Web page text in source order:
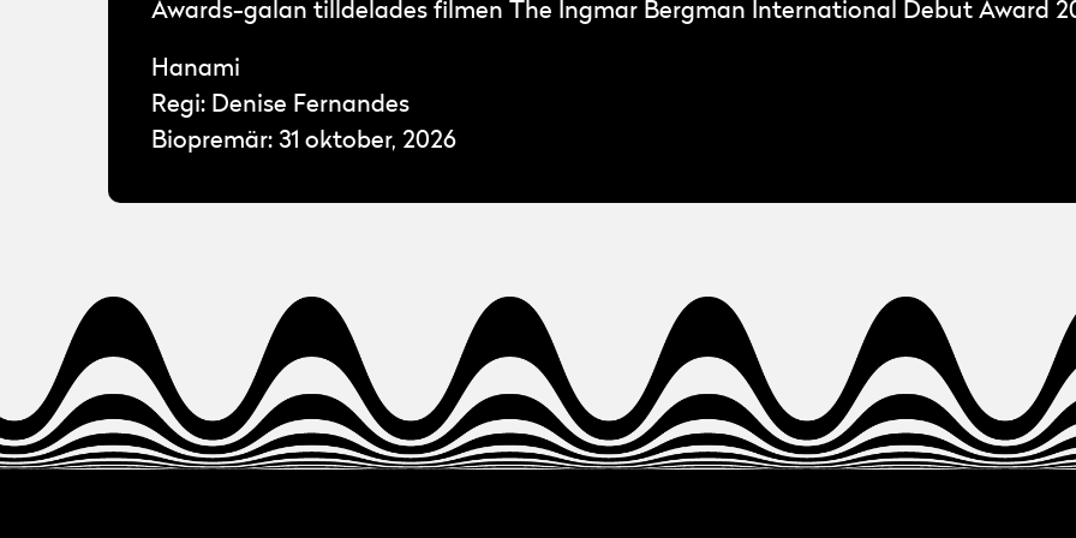
Awards-galan tilldelades filmen The Ingmar Bergman International Debut Award
Hanami
Regi: Denise Fernandes
Biopremär: 31 oktober, 2026